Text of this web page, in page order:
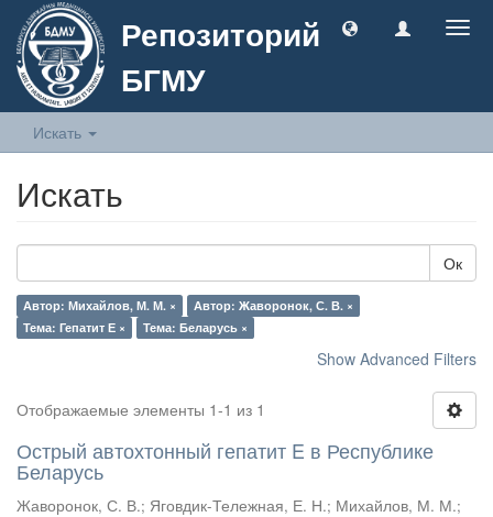
Репозиторий
БГМУ
Искать
Искать
Ок
Автор: Михайлов, М. М. ×
Автор: Жаворонок, С. В. ×
Тема: Гепатит Е ×
Тема: Беларусь ×
Show Advanced Filters
Отображаемые элементы 1-1 из 1
Острый автохтонный гепатит E в Республике
Беларусь
Жаворонок, С. В.; Яговдик-Тележная, Е. Н.; Михайлов, М. М.;